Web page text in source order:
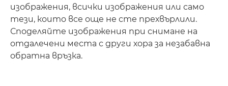
изображения, всички изображения или само
тези, които все още не сте прехвърлили.
Споделяйте изображения при снимане на
отдалечени места с други хора за незабавна
обратна връзка.